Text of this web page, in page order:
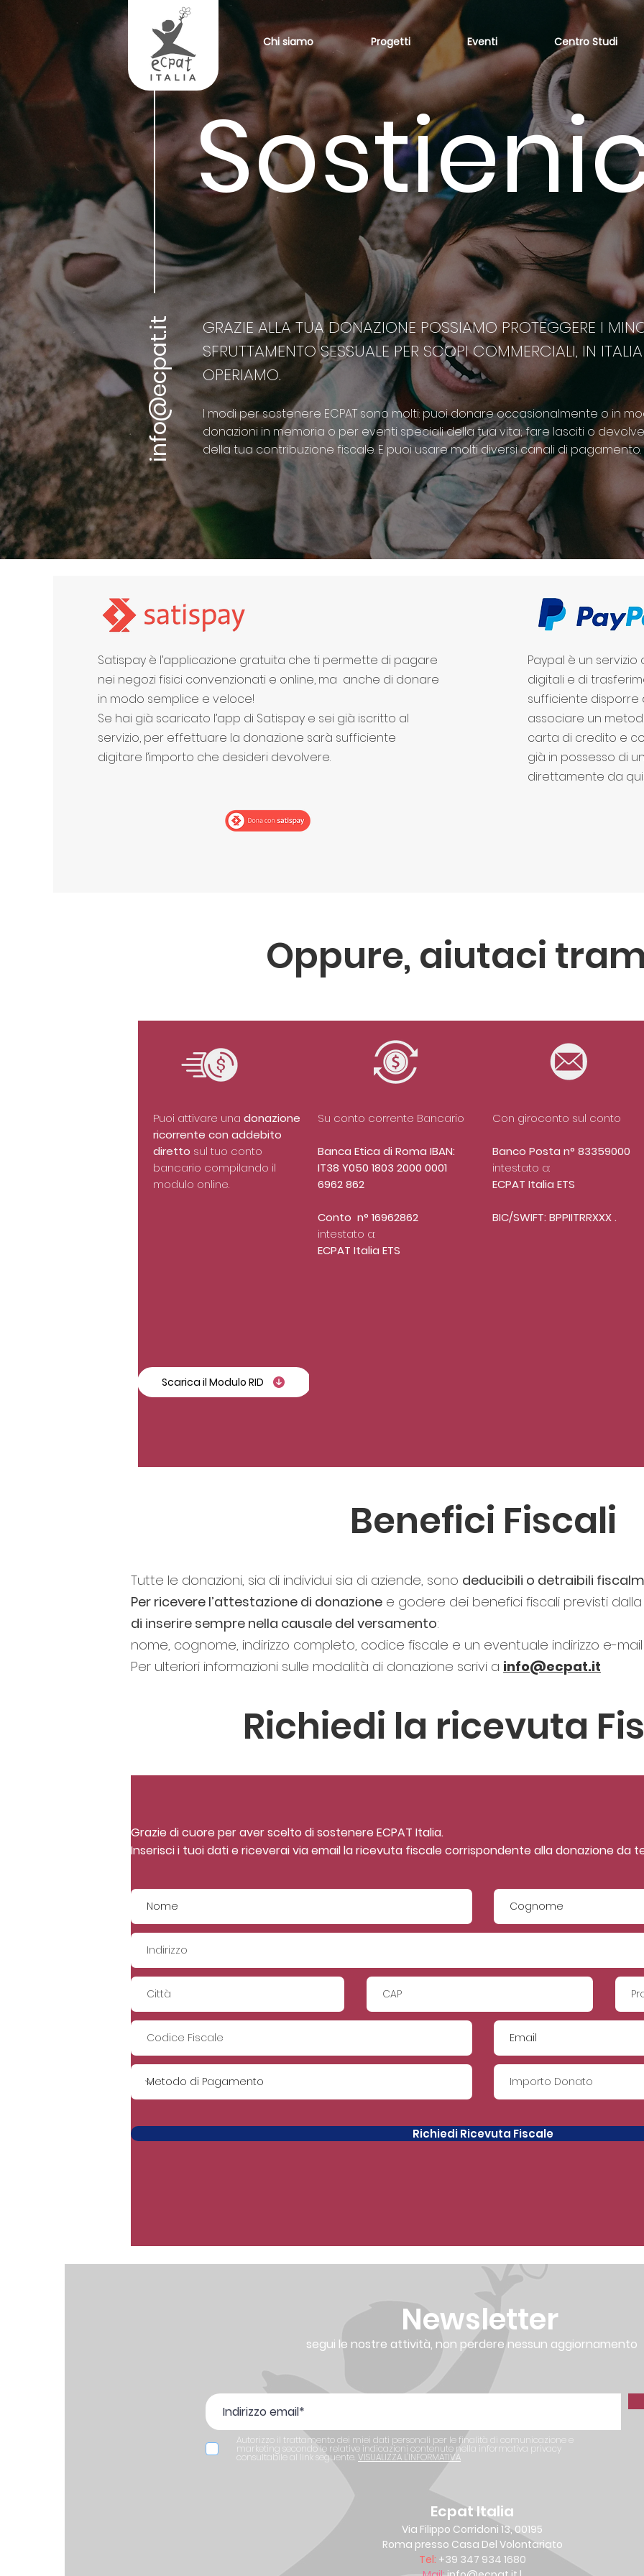
Chi siamo Progetti Eventi Centro Studi
GRAZIE ALLA TUA DONAZIONE POSSIAMO PROTEGGERE I
SFRUTTAMENTO SESSUALE PER SCOPI COMMERCIALI, IN
OPERIAMO.
I modi per sostenere ECPAT sono molti: puoi donare occasionalmente o in
donazioni in memoria o per eventi speciali della tua vita; fare lasciti o
della tua contribuzione fiscale. E puoi usare molti diversi canali di pagamento.
info@ecpat.it
Satispay è l’applicazione gratuita che ti permette di pagare
nei negozi fisici convenzionati e online, ma anche di donare
in modo semplice e veloce!
Se hai già scaricato l’app di Satispay e sei già iscritto al
servizio, per effettuare la donazione sarà sufficiente
digitare l’importo che desideri devolvere.
Paypal è un
digitali e di
sufficiente disporre
associare un
carta di credito e
già in possesso di
direttamente da qui!
Oppure, aiutaci
Puoi attivare una donazione
ricorrente con addebito
diretto sul tuo conto
bancario compilando il
modulo online.
Scarica il Modulo RID
Su conto corrente Bancario
Banca Etica di RomaIBAN:
IT38 Y050 1803 2000 0001
6962 862
Conto n° 16962862
intestato a:
ECPAT Italia ETS
Con giroconto sul conto
Banco Posta n° 83359000
intestato a:
ECPAT Italia ETS
BIC/SWIFT: BPPIITRRXXX .
Benefici Fiscali
Tutte le donazioni, sia di individui sia di aziende, sono deducibili o detraibili
Per ricevere l’attestazione di donazione e godere dei benefici fiscali previsti
di inserire sempre nella causale del versamento:
nome, cognome, indirizzo completo, codice fiscale e un eventuale indirizzo e-mail
Per ulteriori informazioni sulle modalità di donazione scrivi a info@ecpat.it
Richiedi la ricevuta
Grazie di cuore per aver scelto di sostenere ECPAT Italia.
Inserisci i tuoi dati e riceverai via email la ricevuta fiscale corrispondente alla donazione da
Richiedi Ricevuta Fiscale
Newsletter
segui le nostre attività, non perdere nessun aggiornamento
Autorizzo il trattamento dei miei dati personali per le finalità di comunicazione e
marketing secondo le relative indicazioni contenute nella informativa privacy
consultabile al link seguente. VISUALIZZA L'INFORMATIVA
Ecpat Italia
Via Filippo Corridoni 13, 00195
Roma presso Casa Del Volontariato
Tel: +39 347 934 1680